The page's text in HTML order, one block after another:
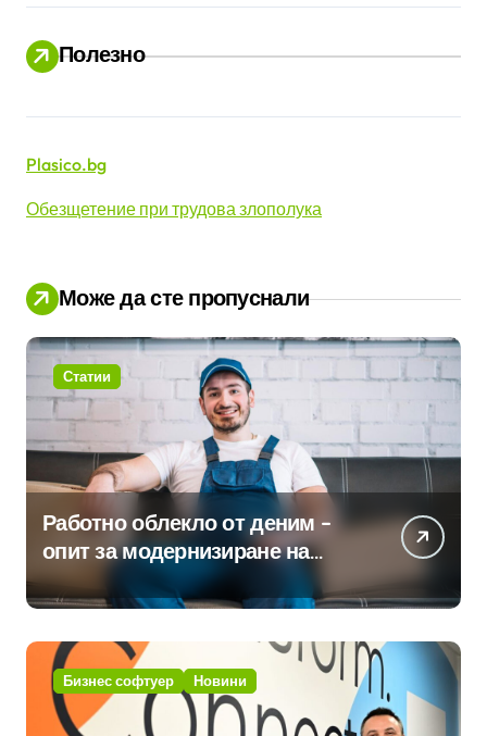
Полезно
Plasico.bg
Обезщетение при трудова злополука
Може да сте пропуснали
Статии
Работно облекло от деним –
опит за модернизиране на
традицията
Бизнес софтуер Новини